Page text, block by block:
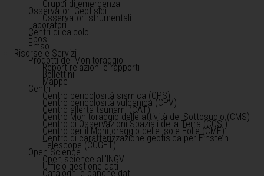
Gruppi di emergenza
Osservatori Geofisici
Osservatori strumentali
Laboratori
Centri di calcolo
Epos
Emso
Risorse e Servizi
Prodotti del Monitoraggio
Report relazioni e rapporti
Bollettini
Mappe
Centri
Centro pericolosità sismica (CPS)
Centro pericolosità vulcanica (CPV)
Centro allerta tsunami (CAT)
Centro Monitoraggio delle attività del Sottosuolo (CMS)
Centro di Osservazioni Spaziali della Terra (COS )
Centro per il Monitoraggio delle Isole Eolie (CME)
Centro di caratterizzazione geofisica per Einstein
Telescope (CCGET)
Open Science
Open science all'INGV
Ufficio gestione dati
Cataloghi e banche dati